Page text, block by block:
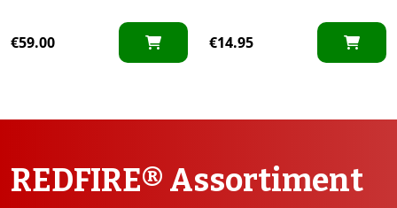
€59.00 €14.95
REDFIRE® Assortiment